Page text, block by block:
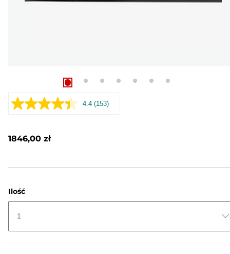
4.4 Czytaj
(153)
1846,00 zł
Ilość
1